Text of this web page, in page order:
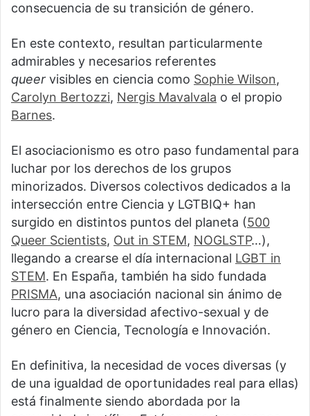
consecuencia de su transición de género.
En este contexto, resultan particularmente
admirables y necesarios referentes
queer visibles en ciencia como Sophie Wilson,
Carolyn Bertozzi, Nergis Mavalvala o el propio
Barnes.
El asociacionismo es otro paso fundamental para
luchar por los derechos de los grupos
minorizados. Diversos colectivos dedicados a la
intersección entre Ciencia y LGTBIQ+ han
surgido en distintos puntos del planeta (500
Queer Scientists, Out in STEM, NOGLSTP…),
llegando a crearse el día internacional LGBT in
STEM. En España, también ha sido fundada
PRISMA, una asociación nacional sin ánimo de
lucro para la diversidad afectivo-sexual y de
género en Ciencia, Tecnología e Innovación.
En definitiva, la necesidad de voces diversas (y
de una igualdad de oportunidades real para ellas)
está finalmente siendo abordada por la